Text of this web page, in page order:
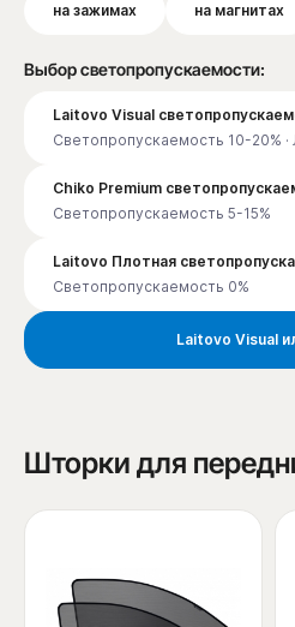
на зажимах на магнитах
Выбор светопропускаемости:
Laitovo Visual
Светопропускаемость 10-20%
Chiko Premium
Светопропускаемость 5-15%
Laitovo Плотная
Светопропускаемость 0%
Laitovo Visual
Шторки для